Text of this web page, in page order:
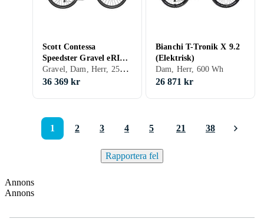
Scott Contessa
Speedster Gravel eRIDE
25 (Electric)
Gravel, Dam, Herr, 250 Wh
36 369 kr
Bianchi T-Tronik X 9.2
(Elektrisk)
Dam, Herr, 600 Wh
26 871 kr
1 2 3 4 5 21 38
Rapportera fel
Annons
Annons